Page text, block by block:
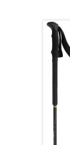
Pointe
Carbide